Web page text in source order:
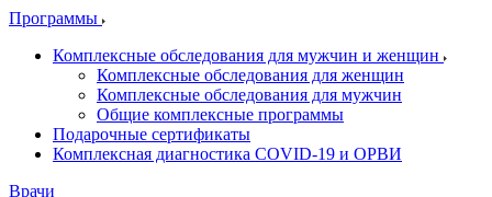
Программы
Комплексные обследования для мужчин и женщин
Комплексные обследования для женщин
Комплексные обследования для мужчин
Общие комплексные программы
Подарочные сертификаты
Комплексная диагностика COVID-19 и ОРВИ
Врачи